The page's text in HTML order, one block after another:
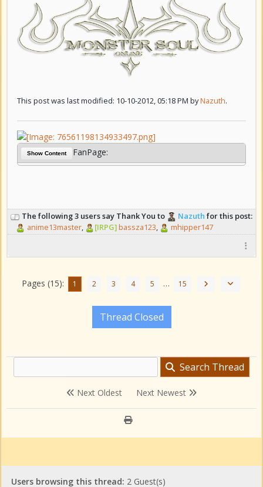
This post was last modified: 10-10-2012, 05:18 PM byNazuth.
Show Content FanPage:
The following 3 users say Thank You to Nazuth for this post:
anime13master, [IRPG]bassza123, mhipper147
Pages (15): 1 2 3 4 5 … 15
Thread Closed
Search Thread
Next Oldest Next Newest
Users browsing this thread: 2 Guest(s)